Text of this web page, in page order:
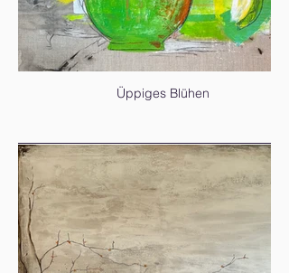
Üppiges Blühen